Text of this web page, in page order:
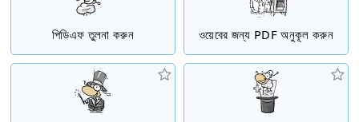
পিডিএফ তুলনা করুন ওয়েবের জন্য PDF অনুকূল করুন